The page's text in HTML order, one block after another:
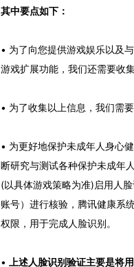
其中要点如下：
• 为了向您提供游戏娱乐以及
游戏扩展功能，我们还需要收
• 为了收集以上信息，我们需
• 为更好地保护未成年人身心
断研究与测试各种保护未成年
(以具体游戏策略为准)启用人
账号）进行核验，腾讯健康系
权限，用于完成人脸识别。
• 上述人脸识别验证主要是将